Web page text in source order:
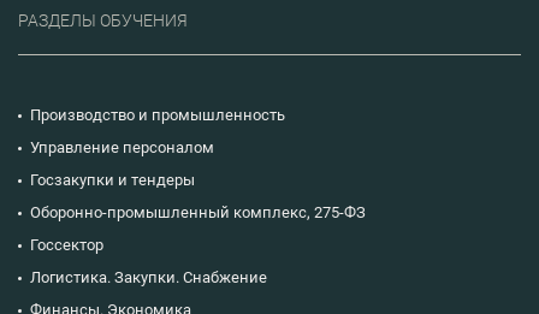
РАЗДЕЛЫ ОБУЧЕНИЯ
Производство и промышленность
Управление персоналом
Госзакупки и тендеры
Оборонно-промышленный комплекс, 275-ФЗ
Госсектор
Логистика. Закупки. Снабжение
Финансы. Экономика